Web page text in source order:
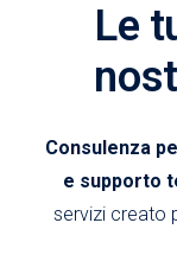
Le
Consulenza
e supporto
servizi creato